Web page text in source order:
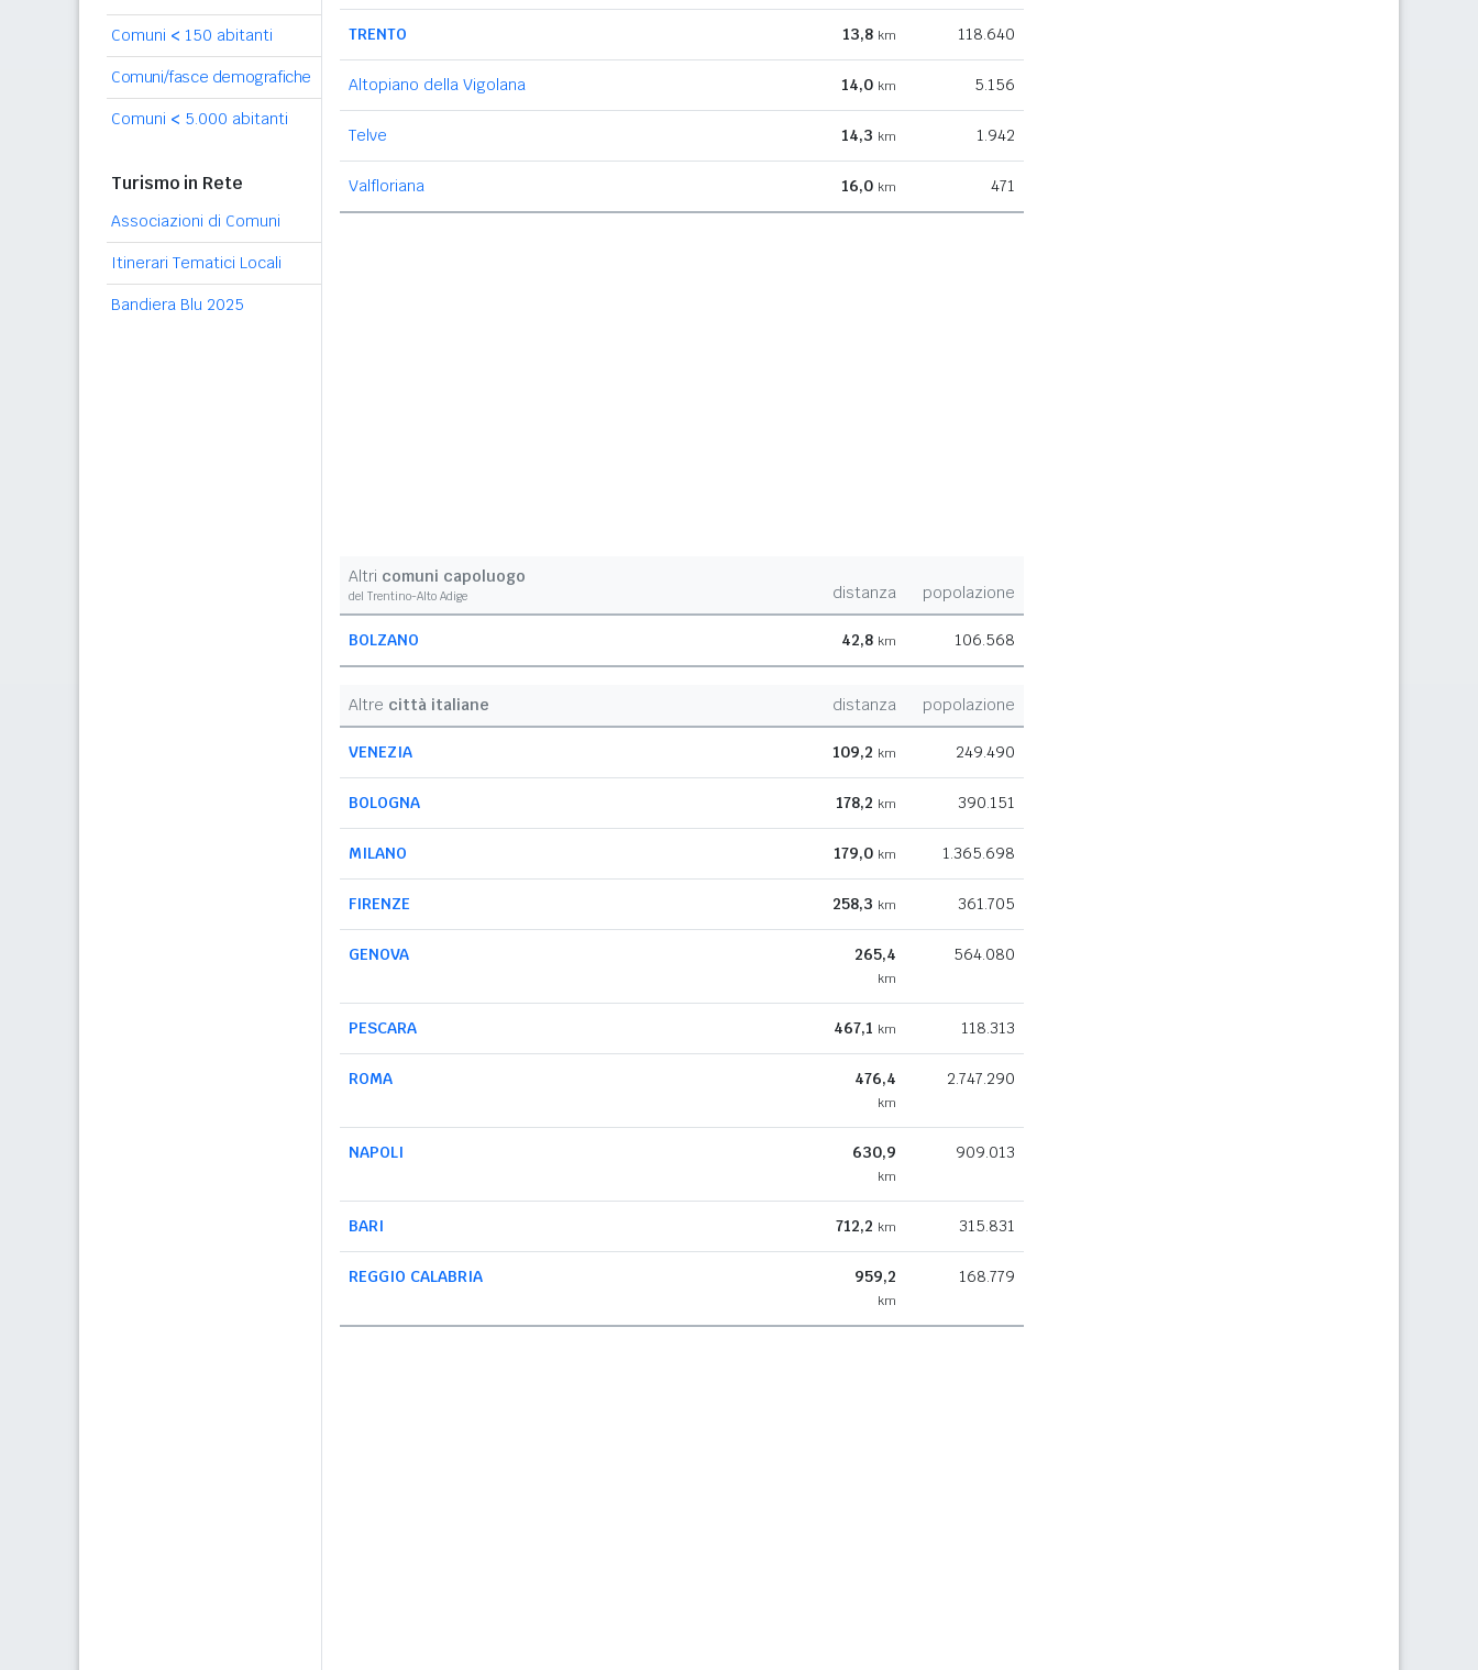
Comuni < 150 abitanti
Comuni/fasce demografiche
Comuni < 5.000 abitanti
Turismo in Rete
Associazioni di Comuni
Itinerari Tematici Locali
Bandiera Blu 2025
TRENTO 13,8 km 118.640
Altopiano della Vigolana 14,0 km 5.156
Telve 14,3 km 1.942
Valfloriana 16,0 km 471
Altri comuni capoluogo
del Trentino-Alto Adige distanza popolazione
BOLZANO 42,8 km 106.568
Altre città italiane distanza popolazione
VENEZIA 109,2 km 249.490
BOLOGNA 178,2 km 390.151
MILANO 179,0 km 1.365.698
FIRENZE 258,3 km 361.705
GENOVA 265,4
km
564.080
PESCARA 467,1 km 118.313
ROMA 476,4
km
2.747.290
NAPOLI 630,9
km
909.013
BARI 712,2 km 315.831
REGGIO CALABRIA 959,2
km
168.779